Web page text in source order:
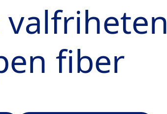
valfriheten
fiber